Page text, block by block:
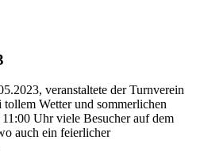
veranstaltete der Turnverein
Wetter und sommerlichen
Uhr viele Besucher auf dem
auch ein feierlicher